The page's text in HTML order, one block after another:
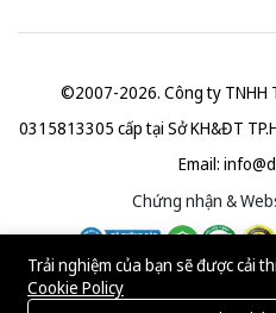
©2007-2026. Công ty TNHH
0315813305 cấp tại Sở KH&ĐT
Email:
Chứng nhận &
Trải nghiệm của bạn sẽ được cải
Cookie Policy